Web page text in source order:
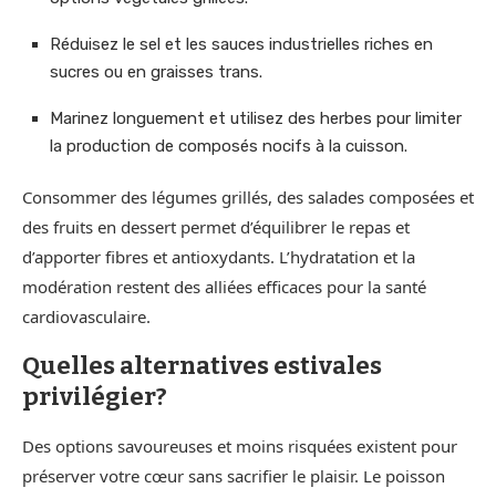
Réduisez le sel et les sauces industrielles riches en
sucres ou en graisses trans.
Marinez longuement et utilisez des herbes pour limiter
la production de composés nocifs à la cuisson.
Consommer des légumes grillés, des salades composées et
des fruits en dessert permet d’équilibrer le repas et
d’apporter fibres et antioxydants. L’hydratation et la
modération restent des alliées efficaces pour la santé
cardiovasculaire.
Quelles alternatives estivales
privilégier?
Des options savoureuses et moins risquées existent pour
préserver votre cœur sans sacrifier le plaisir. Le poisson